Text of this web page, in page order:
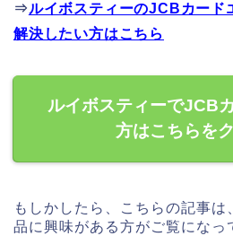
⇒ルイボスティーのJCBカード
解決したい方はこちら
ルイボスティーでJCB
方はこちらを
もしかしたら、こちらの記事
品に興味がある方がご覧になっ